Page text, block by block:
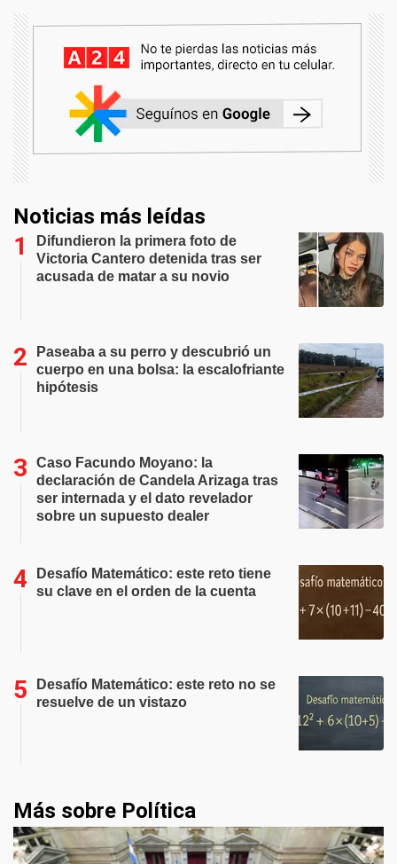
Noticias más leídas
Difundieron la primera foto de
Victoria Cantero detenida tras ser
acusada de matar a su novio
Paseaba a su perro y descubrió un
cuerpo en una bolsa: la escalofriante
hipótesis
Caso Facundo Moyano: la
declaración de Candela Arizaga tras
ser internada y el dato revelador
sobre un supuesto dealer
Desafío Matemático: este reto tiene
su clave en el orden de la cuenta
Desafío Matemático: este reto no se
resuelve de un vistazo
Más sobre Política